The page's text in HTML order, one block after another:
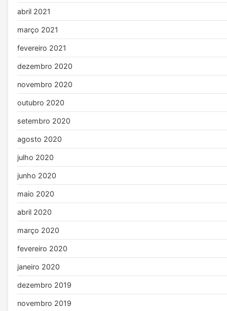
abril 2021
março 2021
fevereiro 2021
dezembro 2020
novembro 2020
outubro 2020
setembro 2020
agosto 2020
julho 2020
junho 2020
maio 2020
abril 2020
março 2020
fevereiro 2020
janeiro 2020
dezembro 2019
novembro 2019